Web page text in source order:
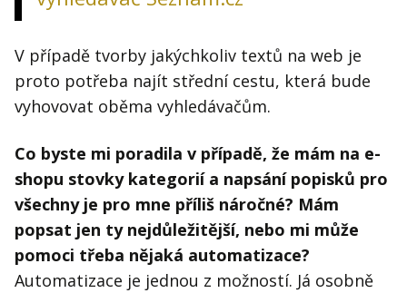
V případě tvorby jakýchkoliv textů na web je
proto potřeba najít střední cestu, která bude
vyhovovat oběma vyhledávačům.
Co byste mi poradila v případě, že mám na e-
shopu stovky kategorií a napsání popisků pro
všechny je pro mne příliš náročné? Mám
popsat jen ty nejdůležitější, nebo mi může
pomoci třeba nějaká automatizace?
Automatizace je jednou z možností. Já osobně